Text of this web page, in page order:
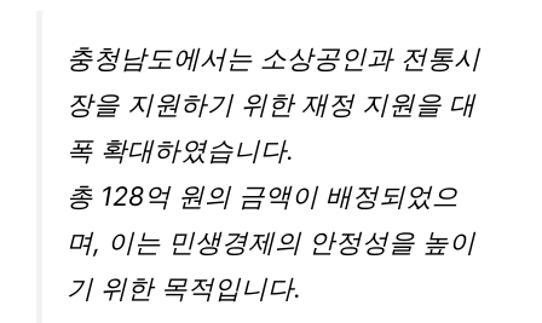
충청남도에서는 소상공인과 전통시
장을 지원하기 위한 재정 지원을 대
폭 확대하였습니다.
총 128억 원의 금액이 배정되었으
며, 이는 민생경제의 안정성을 높이
기 위한 목적입니다.